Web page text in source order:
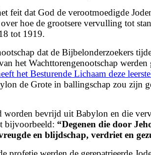
feit dat God de verootmoedigde
hoe de grootsere vervulling tot
tot 1919.
dat de Bijbelonderzoekers
het Wachttorengenootschap
het Besturende Lichaam deze
de Grote in ballingschap zou zijn
worden bevrijd uit Babylon en die
bijvoorbeeld: “Degenen die door
en blijdschap, verdriet en